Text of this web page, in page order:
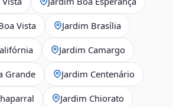
Vista Jardim Brasília
Jardim Camargo
Grande Jardim Centenário
Jardim Chiorato